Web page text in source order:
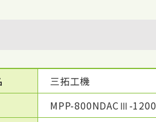
三拓工機
MPP-800NDACⅢ-1200